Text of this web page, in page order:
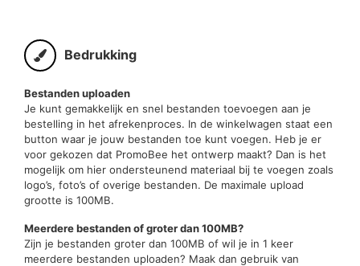
Bedrukking
Bestanden uploaden
Je kunt gemakkelijk en snel bestanden toevoegen aan je
bestelling in het afrekenproces. In de winkelwagen staat een
button waar je jouw bestanden toe kunt voegen. Heb je er
voor gekozen dat PromoBee het ontwerp maakt? Dan is het
mogelijk om hier ondersteunend materiaal bij te voegen zoals
logo’s, foto’s of overige bestanden. De maximale upload
grootte is 100MB.
Meerdere bestanden of groter dan 100MB?
Zijn je bestanden groter dan 100MB of wil je in 1 keer
meerdere bestanden uploaden? Maak dan gebruik van